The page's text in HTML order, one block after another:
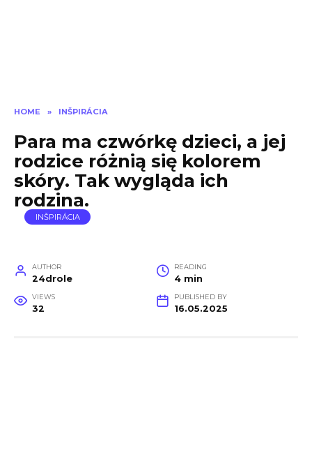
HOME » INŠPIRÁCIA
Para ma czwórkę dzieci, a jej
rodzice różnią się kolorem
skóry. Tak wygląda ich
rodzina.
INŠPIRÁCIA
AUTHOR
24drole
READING
4 min
VIEWS
32
PUBLISHED BY
16.05.2025